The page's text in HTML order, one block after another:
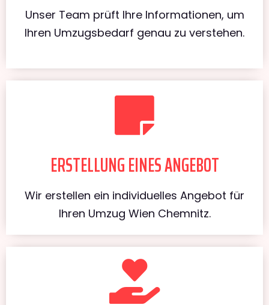
Unser Team prüft Ihre Informationen, um
Ihren Umzugsbedarf genau zu verstehen.
ERSTELLUNG EINES ANGEBOT
Wir erstellen ein individuelles Angebot für
Ihren Umzug Wien Chemnitz.